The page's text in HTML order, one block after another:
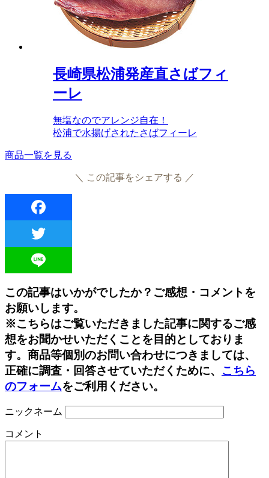
長崎県松浦発産直さばフィ
ーレ
無塩なのでアレンジ自在！
松浦で水揚げされたさばフィーレ
商品一覧を見る
＼ この記事をシェアする ／
この記事はいかがでしたか？ご感想・コメントを
お願いします。
※こちらはご覧いただきました記事に関するご感
想をお聞かせいただくことを目的としておりま
す。商品等個別のお問い合わせにつきましては、
正確に調査・回答させていただくために、 こちら
のフォームをご利用ください。
ニックネーム
コメント